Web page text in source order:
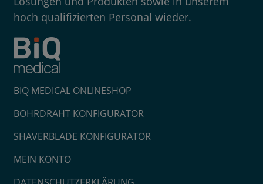
hoch qualifizierten Personal wieder.
BIQ MEDICAL ONLINESHOP
BOHRDRAHT KONFIGURATOR
SHAVERBLADE KONFIGURATOR
MEIN KONTO